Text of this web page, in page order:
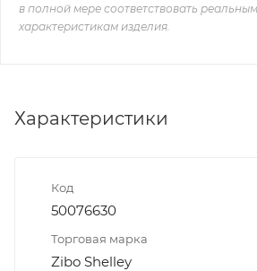
в полной мере соответствовать
характеристикам изделия.
Характеристики
Код
50076630
Торговая марка
Zibo Shelley